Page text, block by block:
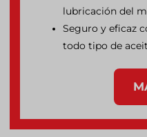
lubricación del
Seguro y eficaz
todo tipo de